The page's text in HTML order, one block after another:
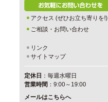
アクセス (ぜひお立ち寄りを!)
ご相談・お問い合わせ
リンク
サイトマップ
定休日 ：毎週水曜日
営業時間 ：9:00～19:00
メールはこちらへ